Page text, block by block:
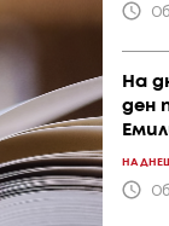
На
ден
НА